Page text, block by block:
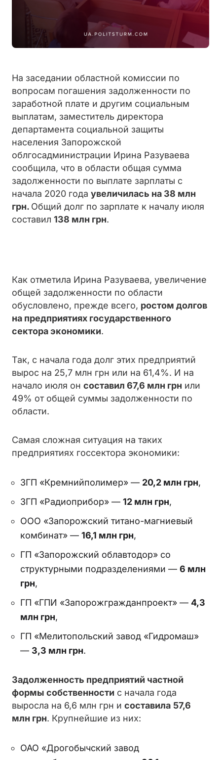
На заседании областной комиссии по
вопросам погашения задолженности по
заработной плате и другим социальным
выплатам, заместитель директора
департамента социальной защиты
населения Запорожской
облгосадминистрации Ирина Разуваева
сообщила, что в области общая сумма
задолженности по выплате зарплаты с
начала 2020 года увеличилась на 38 млн
грн. Общий долг по зарплате к началу июля
составил 138 млн грн.
Как отметила Ирина Разуваева, увеличение
общей задолженности по области
обусловлено, прежде всего, ростом долгов
на предприятиях государственного
сектора экономики.
Так, с начала года долг этих предприятий
вырос на 25,7 млн грн или на 61,4%. И на
начало июля он составил 67,6 млн грн или
49% от общей суммы задолженности по
области.
Самая сложная ситуация на таких
предприятиях госсектора экономики:
ЗГП «Кремнийполимер» — 20,2 млн грн,
ЗГП «Радиоприбор» — 12 млн грн,
ООО «Запорожский титано-магниевый
комбинат» — 16,1 млн грн,
ГП «Запорожский облавтодор» со
структурными подразделениями — 6 млн
грн,
ГП «ГПИ «Запорожгражданпроект» — 4,3
млн грн,
ГП «Мелитопольский завод «Гидромаш»
— 3,3 млн грн.
Задолженность предприятий частной
формы собственности с начала года
выросла на 6,6 млн грн и составила 57,6
млн грн. Крупнейшие из них:
ОАО «Дрогобычский завод